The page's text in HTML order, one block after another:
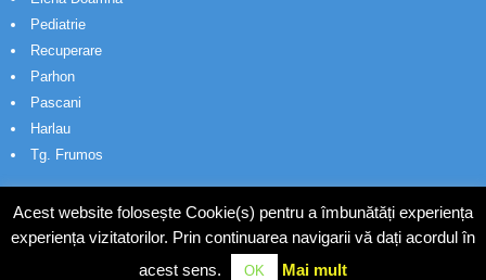
Pediatrie
Recuperare
Parhon
Pascani
Harlau
Tg. Frumos
© Wakatech
Acest website folosește Cookie(s) pentru a îmbunătăți experiența
experiența vizitatorilor. Prin continuarea navigarii vă dați acordul în
acest sens.
OK Mai mult